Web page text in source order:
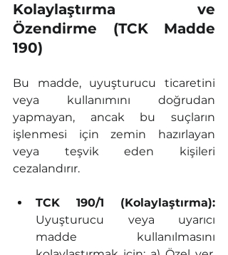
Kolaylaştırma ve
Özendirme (TCK Madde
190)
Bu madde, uyuşturucu ticaretini
veya kullanımını doğrudan
yapmayan, ancak bu suçların
işlenmesi için zemin hazırlayan
veya teşvik eden kişileri
cezalandırır.
TCK 190/1 (Kolaylaştırma):
Uyuşturucu veya uyarıcı
madde kullanılmasını